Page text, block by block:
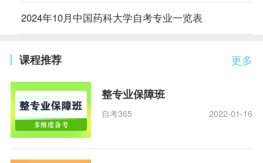
2024年10月中国药科大学自考专业一览表
更多
课程推荐
整专业保障班
自考365 2022-01-16